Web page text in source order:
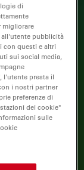
di
migliorare
all'utente pubblicità
con questi e altri
sui social media,
l'utente presta il
i nostri partner
preferenze di
dei cookie"
sulle